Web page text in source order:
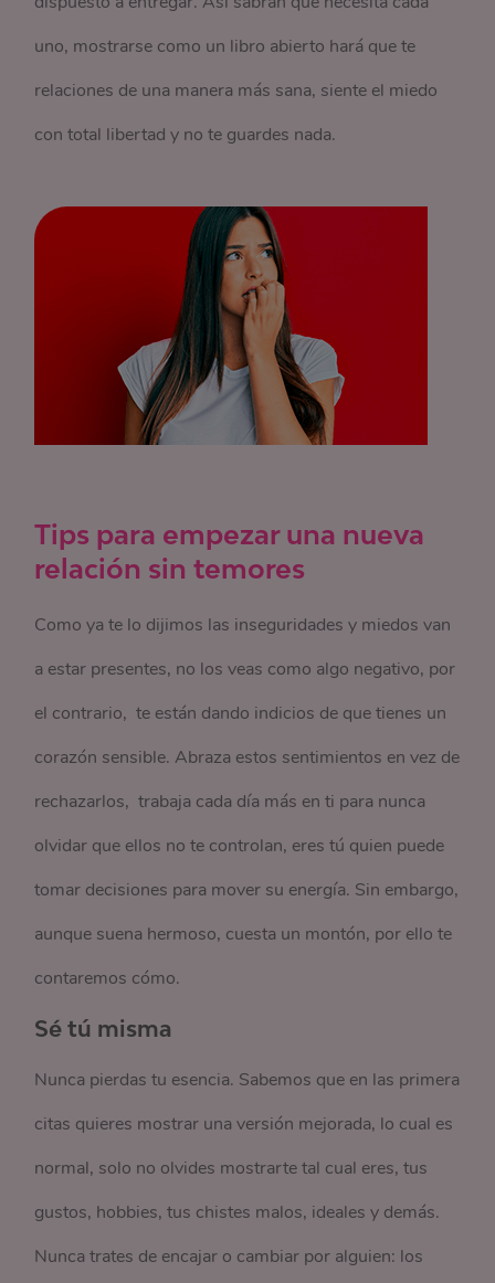
uno, mostrarse como un libro abierto hará que te
relaciones de una manera más sana, siente el miedo
con total libertad y no te guardes nada.
Tips para empezar una nueva
relación sin temores
Como ya te lo dijimos las inseguridades y miedos van
a estar presentes, no los veas como algo negativo, por
el contrario, te están dando indicios de que tienes un
corazón sensible. Abraza estos sentimientos en vez de
rechazarlos, trabaja cada día más en ti para nunca
olvidar que ellos no te controlan, eres tú quien puede
tomar decisiones para mover su energía. Sin embargo,
aunque suena hermoso, cuesta un montón, por ello te
contaremos cómo.
Sé tú misma
Nunca pierdas tu esencia. Sabemos que en las primera
citas quieres mostrar una versión mejorada, lo cual es
normal, solo no olvides mostrarte tal cual eres, tus
gustos, hobbies, tus chistes malos, ideales y demás.
Nunca trates de encajar o cambiar por alguien: los